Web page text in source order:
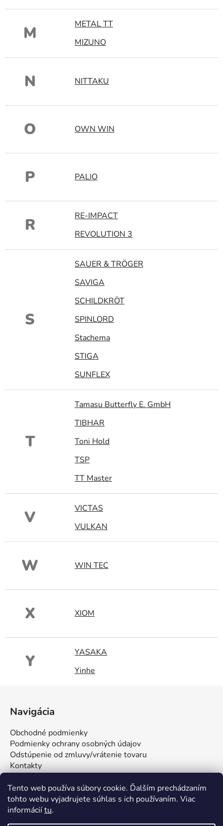
Tento web používa súbory cookie. Ďalším prechádzaním
tohto webu vyjadrujete súhlas s ich používaním. Viac
informáciítu.
M
METAL TT
MIZUNO
N NITTAKU
O OWN WIN
P PALIO
R
RE-IMPACT
REVOLUTION 3
S
SAUER & TRÖGER
SAVIGA
SCHILDKRÖT
SPINLORD
Stachema
STIGA
SUNFLEX
T
Tamasu Butterfly E. GmbH
TIBHAR
Toni Hold
TSP
TT Master
V
VICTAS
VULKAN
W WIN TEC
X XIOM
Y
YASAKA
Yinhe
e
Navigácia
Obchodné podmienky
Podmienky ochrany osobných údajov
Odstúpenie od zmluvy/vrátenie tovaru
Kontakty